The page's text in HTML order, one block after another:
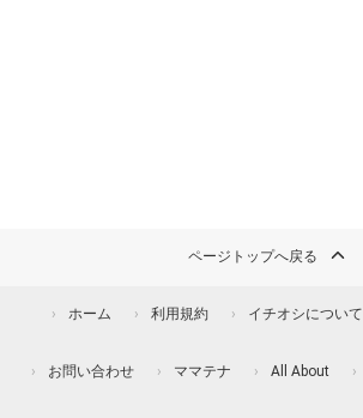
ページトップへ戻る
ホーム 利用規約 イチオシについて
お問い合わせ ママテナ All About